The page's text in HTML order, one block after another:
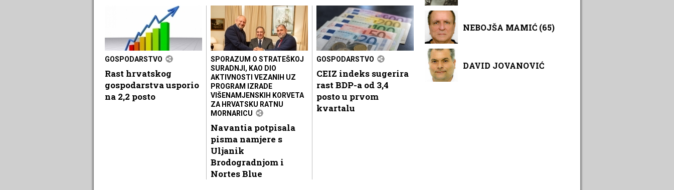
GOSPODARSTVO
Rast hrvatskog
gospodarstva usporio
na 2,2 posto
SPORAZUM O STRATEŠKOJ
SURADNJI, KAO DIO
AKTIVNOSTI VEZANIH UZ
PROGRAM IZRADE
VIŠENAMJENSKIH KORVETA
ZA HRVATSKU RATNU
MORNARICU
Navantia potpisala
pisma namjere s
Uljanik
Brodogradnjom i
Nortes Blue
GOSPODARSTVO
CEIZ indeks sugerira
rast BDP-a od 3,4
posto u prvom
kvartalu
NEBOJŠA MAMIĆ (65)
DAVID JOVANOVIĆ